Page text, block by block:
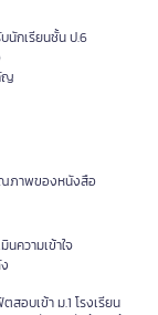
นักเรียนชั้น ป.6
ญ
ณภาพของหนังสือ
ความเข้าใจ
อบเข้า ม.1 โรงเรียน